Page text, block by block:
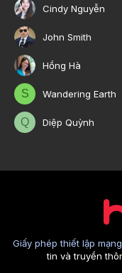
Cindy Nguyễn
John Smith
Hồng Hà
S Wandering Earth
Q Diệp Quỳnh
Giấy phép thiết lập
tin và truyền